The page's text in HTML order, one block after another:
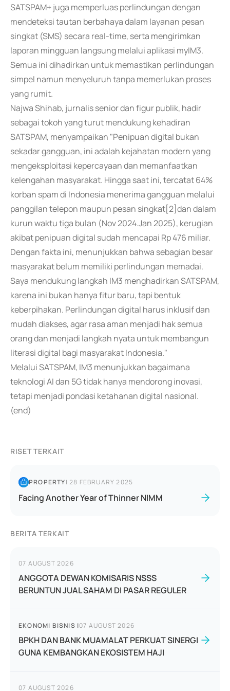
SATSPAM+ juga memperluas perlindungan dengan
mendeteksi tautan berbahaya dalam layanan pesan
singkat (SMS) secara real-time, serta mengirimkan
laporan mingguan langsung melalui aplikasi myIM3.
Semua ini dihadirkan untuk memastikan perlindungan
simpel namun menyeluruh tanpa memerlukan proses
yang rumit.
Najwa Shihab, jurnalis senior dan figur publik, hadir
sebagai tokoh yang turut mendukung kehadiran
SATSPAM, menyampaikan "Penipuan digital bukan
sekadar gangguan, ini adalah kejahatan modern yang
mengeksploitasi kepercayaan dan memanfaatkan
kelengahan masyarakat. Hingga saat ini, tercatat 64%
korban spam di Indonesia menerima gangguan melalui
panggilan telepon maupun pesan singkat[2]dan dalam
kurun waktu tiga bulan (Nov 2024.Jan 2025), kerugian
akibat penipuan digital sudah mencapai Rp 476 miliar.
Dengan fakta ini, menunjukkan bahwa sebagian besar
masyarakat belum memiliki perlindungan memadai.
Saya mendukung langkah IM3 menghadirkan SATSPAM,
karena ini bukan hanya fitur baru, tapi bentuk
keberpihakan. Perlindungan digital harus inklusif dan
mudah diakses, agar rasa aman menjadi hak semua
orang dan menjadi langkah nyata untuk membangun
literasi digital bagi masyarakat Indonesia."
Melalui SATSPAM, IM3 menunjukkan bagaimana
teknologi AI dan 5G tidak hanya mendorong inovasi,
tetapi menjadi pondasi ketahanan digital nasional.
(end)
RISET TERKAIT
PROPERTY|28 FEBRUARY 2025
Facing Another Year of Thinner NIMM
BERITA TERKAIT
07 AUGUST 2026
ANGGOTA DEWAN KOMISARIS NSSS
BERUNTUN JUAL SAHAM DI PASAR REGULER
EKONOMI BISNIS |07 AUGUST 2026
BPKH DAN BANK MUAMALAT PERKUAT SINERGI
GUNA KEMBANGKAN EKOSISTEM HAJI
07 AUGUST 2026